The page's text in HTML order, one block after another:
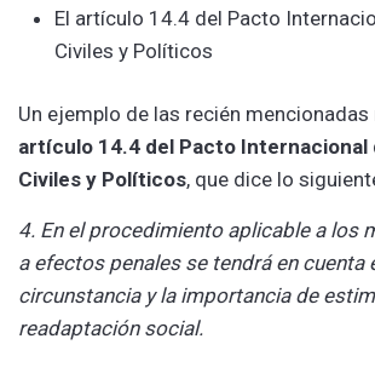
El artículo 14.4 del Pacto
Civiles y Políticos
Un ejemplo de las recién
artículo 14.4 del Pacto Internacional
Civiles y Políticos, que dice lo
4. En el procedimiento aplicable a los
a efectos penales se tendrá en cuenta
circunstancia y la importancia de
readaptación social.